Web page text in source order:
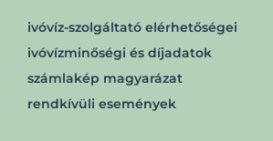
ivóvíz-szolgáltató elérhetőségei
ivóvízminőségi és díjadatok
számlakép magyarázat
rendkívüli események